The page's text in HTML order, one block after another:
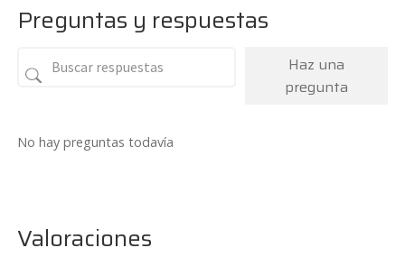
Preguntas y respuestas
Haz una
pregunta
No hay preguntas todavía
Valoraciones